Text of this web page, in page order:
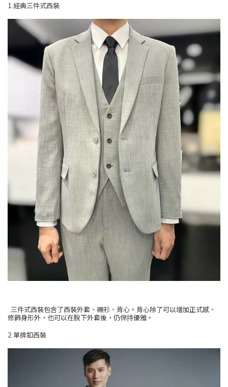
1.經典三件式西裝
三件式西裝包含了西裝外套、襯衫、背心。背心除了可以增加正式感、
修飾身形外，也可以在脫下外套後，仍保持優雅。
2.單排釦西裝